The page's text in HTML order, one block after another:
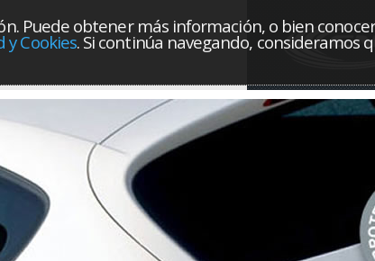
Puede obtener más información, o bien conocer
y Cookies. Si continúa navegando, consideramos